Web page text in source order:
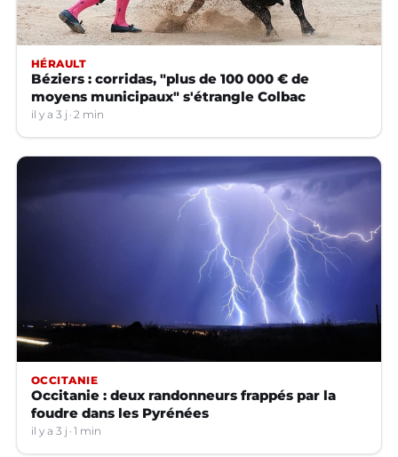
HÉRAULT
Béziers : corridas, "plus de 100 000 € de
moyens municipaux" s'étrangle Colbac
il y a 3 j 2 min
OCCITANIE
Occitanie : deux randonneurs frappés par la
foudre dans les Pyrénées
il y a 3 j 1 min